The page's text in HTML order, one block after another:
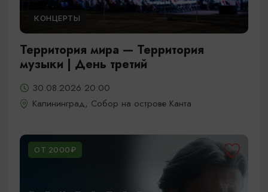
КОНЦЕРТЫ
Территория мира — Территория
музыки | День третий
30.08.2026 20:00
Калининград, Собор на острове Канта
ОТ 2000₽